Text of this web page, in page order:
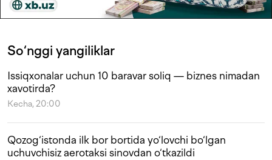
So‘nggi yangiliklar
Issiqxonalar uchun 10 baravar soliq — biznes nimadan
xavotirda?
Kecha, 20:00
Qozog‘istonda ilk bor bortida yo‘lovchi bo‘lgan
uchuvchisiz aerotaksi sinovdan o‘tkazildi